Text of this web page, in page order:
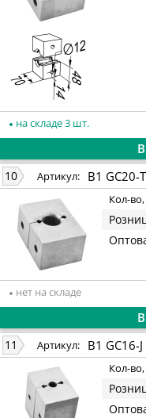
на складе 3 шт.
10 Артикул: B1 GC20-
Кол-
нет на складе
11 Артикул: B1 GC16-J
Кол-